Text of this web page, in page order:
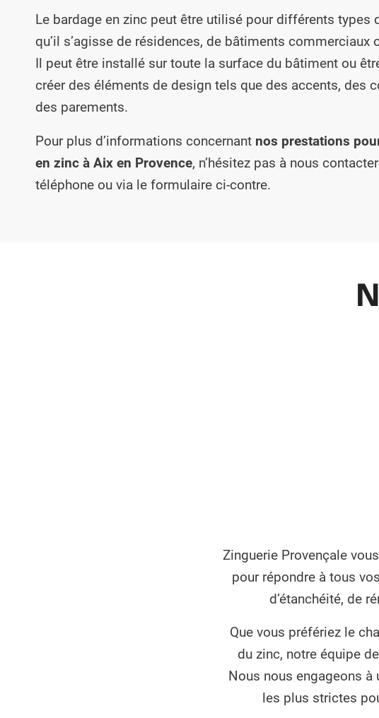
Le bardage en zinc peut être utilisé pour différents types
qu’il s’agisse de résidences, de bâtiments commerciaux
Il peut être installé sur toute la surface du bâtiment ou
créer des éléments de design tels que des accents, des
des parements.
Pour plus d’informations concernant nos prestations
en zinc à Aix en Provence, n’hésitez pas à nous
téléphone ou via le formulaire ci-contre.
Zinguerie Provençale
pour répondre à tous
d’étanchéité, de
Que vous préfériez le
du zinc, notre équipe
Nous nous engageons
les plus strictes